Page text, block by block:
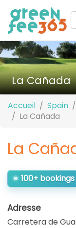
La Cañada
Accueil Spain
La Cañada
La
100+
Adresse
Carretera de